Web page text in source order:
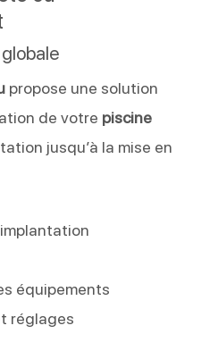
propose une solution
de votre piscine
jusqu’à la mise en
équipements
réglages